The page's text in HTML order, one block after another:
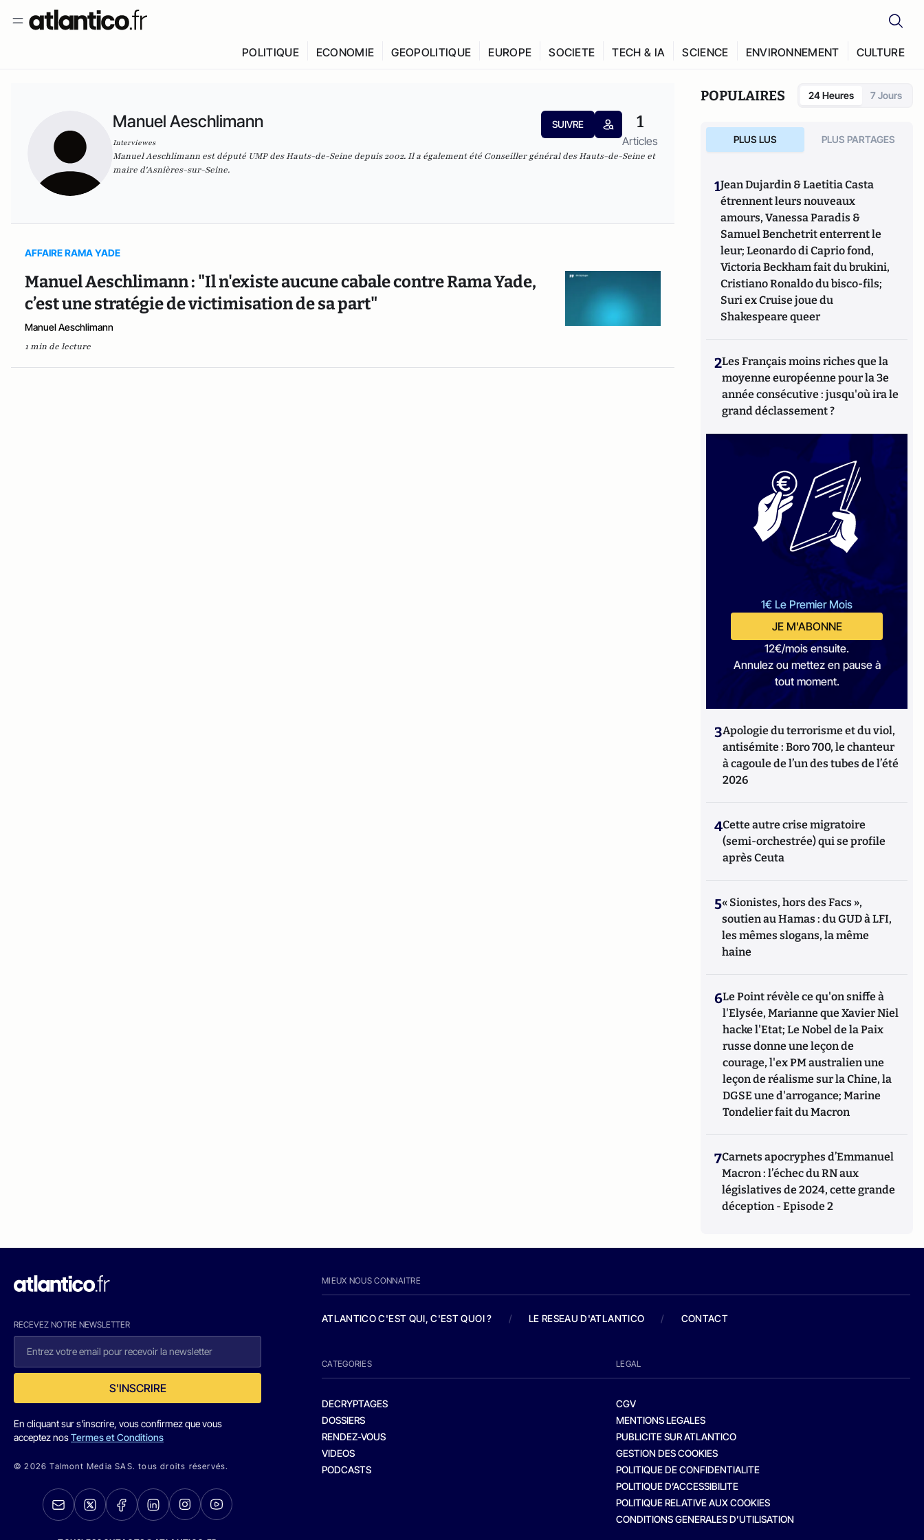
POLITIQUE ECONOMIE GEOPOLITIQUE EUROPE SOCIETE TECH & IA SCIENCE ENVIRONNEMENT CULTURE
Manuel Aeschlimann
Interviewes
SUIVRE 1
Articles
Manuel Aeschlimann est député UMP des Hauts-de-Seine depuis 2002. Il a également été Conseiller général des Hauts-de-Seine et
maire d'Asnières-sur-Seine.
AFFAIRE RAMA YADE
Manuel Aeschlimann : "Il n'existe aucune cabale contre Rama Yade,
c’est une stratégie de victimisation de sa part"
Manuel Aeschlimann
1 min de lecture
POPULAIRES 24 Heures 7 Jours
PLUS LUS PLUS PARTAGES
1Jean Dujardin & Laetitia Casta
étrennent leurs nouveaux
amours, Vanessa Paradis &
Samuel Benchetrit enterrent le
leur; Leonardo di Caprio fond,
Victoria Beckham fait du brukini,
Cristiano Ronaldo du bisco-fils;
Suri ex Cruise joue du
Shakespeare queer
2Les Français moins riches que la
moyenne européenne pour la 3e
année consécutive : jusqu'où ira le
grand déclassement ?
1€ Le Premier Mois
JE M'ABONNE
12€/mois ensuite.
Annulez ou mettez en pause à
tout moment.
3Apologie du terrorisme et du viol,
antisémite : Boro 700, le chanteur
à cagoule de l’un des tubes de l’été
2026
4Cette autre crise migratoire
(semi-orchestrée) qui se profile
après Ceuta
5« Sionistes, hors des Facs »,
soutien au Hamas : du GUD à LFI,
les mêmes slogans, la même
haine
6Le Point révèle ce qu'on sniffe à
l'Elysée, Marianne que Xavier Niel
hacke l'Etat; Le Nobel de la Paix
russe donne une leçon de
courage, l'ex PM australien une
leçon de réalisme sur la Chine, la
DGSE une d'arrogance; Marine
Tondelier fait du Macron
7Carnets apocryphes d’Emmanuel
Macron : l’échec du RN aux
législatives de 2024, cette grande
déception - Episode 2
RECEVEZ NOTRE NEWSLETTER
S'INSCRIRE
En cliquant sur s'inscrire, vous confirmez que vous
acceptez nosTermes et Conditions
© 2026 Talmont Media SAS. tous droits réservés.
MIEUX NOUS CONNAITRE
ATLANTICO C'EST QUI, C'EST QUOI ? / LE RESEAU D'ATLANTICO / CONTACT
CATEGORIES
DECRYPTAGES
DOSSIERS
RENDEZ-VOUS
VIDEOS
PODCASTS
LEGAL
CGV
MENTIONS LEGALES
PUBLICITE SUR ATLANTICO
GESTION DES COOKIES
POLITIQUE DE CONFIDENTIALITE
POLITIQUE D’ACCESSIBILITE
POLITIQUE RELATIVE AUX COOKIES
CONDITIONS GENERALES D’UTILISATION